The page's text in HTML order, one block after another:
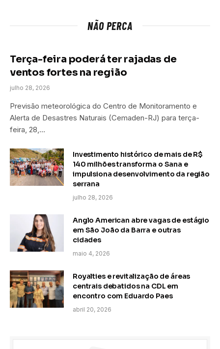
NÃO PERCA
Terça-feira poderá ter rajadas de
ventos fortes na região
julho 28, 2026
Previsão meteorológica do Centro de Monitoramento e
Alerta de Desastres Naturais (Cemaden-RJ) para terça-
feira, 28,…
Investimento histórico de mais de R$
140 milhões transforma o Sana e
impulsiona desenvolvimento da região
serrana
julho 28, 2026
Anglo American abre vagas de estágio
em São João da Barra e outras
cidades
maio 4, 2026
Royalties e revitalização de áreas
centrais debatidos na CDL em
encontro com Eduardo Paes
abril 20, 2026